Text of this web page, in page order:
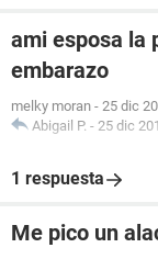
ami esposa la
embarazo
melky moran - 25 dic
Abigail P. - 25 dic
1 respuesta
Me pico un